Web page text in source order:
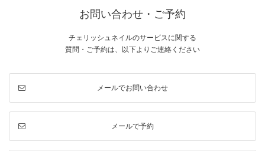
お問い合わせ・ご予約
チェリッシュネイルのサービスに関する
質問・ご予約は、以下よりご連絡ください
メールでお問い合わせ
メールで予約